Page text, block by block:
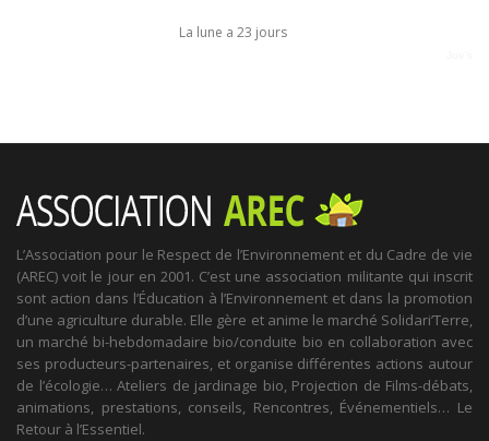
La lune a 23 jours
L’Association pour le Respect de l’Environnement et du Cadre de vie
(AREC) voit le jour en 2001. C’est une association militante qui inscrit
sont action dans l’Éducation à l’Environnement et dans la promotion
d’une agriculture durable. Elle gère et anime le marché Solidari’Terre,
un marché bi-hebdomadaire bio/conduite bio en collaboration avec
ses producteurs-partenaires, et organise différentes actions autour
de l’écologie… Ateliers de jardinage bio, Projection de Films-débats,
animations, prestations, conseils, Rencontres, Événementiels… Le
Retour à l’Essentiel.